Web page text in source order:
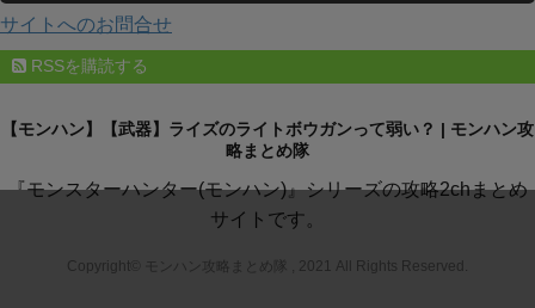
サイトへのお問合せ
RSSを購読する
【モンハン】【武器】ライズのライトボウガンって弱い？ | モンハン攻
略まとめ隊
『モンスターハンター(モンハン)』シリーズの攻略2chまとめ
サイトです。
Copyright© モンハン攻略まとめ隊 , 2021 All Rights Reserved.